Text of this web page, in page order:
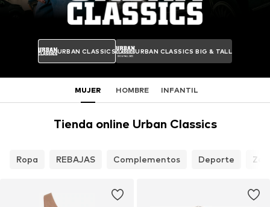
URBAN CLASSICS URBAN CLASSICS BIG & TALL
MUJER HOMBRE INFANTIL
Tienda online Urban Classics
Ropa REBAJAS Complementos Deporte